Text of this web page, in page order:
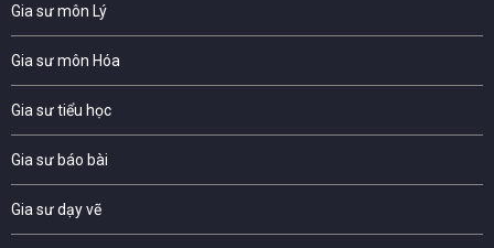
Gia sư môn Lý
Gia sư môn Hóa
Gia sư tiểu học
Gia sư báo bài
Gia sư dạy vẽ